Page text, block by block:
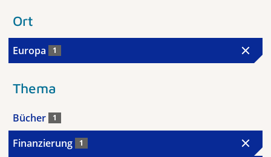
Ort
Europa 1
Thema
Bücher 1
Finanzierung 1